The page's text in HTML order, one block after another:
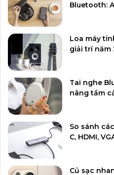
Bluetooth:
Loa máy
giải trí năm
Tai nghe
nâng tầm
So sánh
C, HDMI,
Củ sạc